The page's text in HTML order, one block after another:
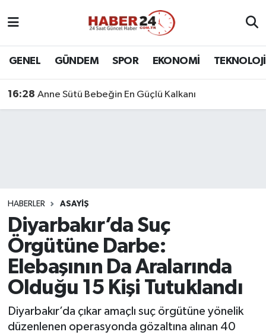
GENEL GÜNDEM SPOR EKONOMİ TEKNOLOJİ
16:28 Anne Sütü Bebeğin En Güçlü Kalkanı
HABERLER ASAYİŞ
Diyarbakır’da Suç
Örgütüne Darbe:
Elebaşının Da Aralarında
Olduğu 15 Kişi Tutuklandı
Diyarbakır’da çıkar amaçlı suç örgütüne yönelik
düzenlenen operasyonda gözaltına alınan 40
Nöbetçi Eczaneler
Son Dakika Haberleri
Haber Arşivi